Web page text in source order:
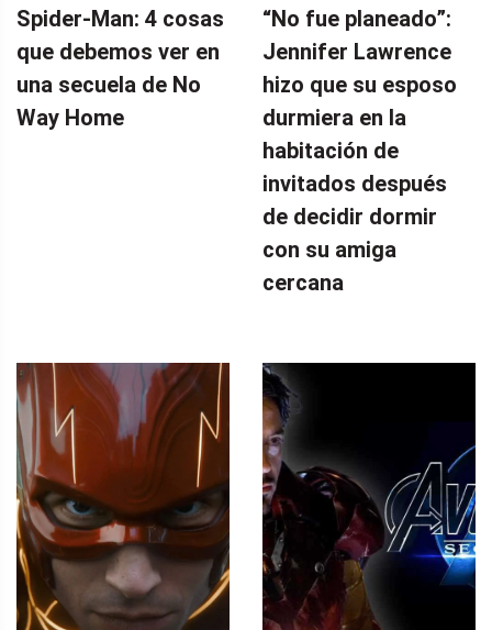
Spider-Man: 4 cosas
que debemos ver en
una secuela de No
Way Home
“No fue planeado”: ​​
Jennifer Lawrence
hizo que su esposo
durmiera en la
habitación de
invitados después
de decidir dormir
con su amiga
cercana